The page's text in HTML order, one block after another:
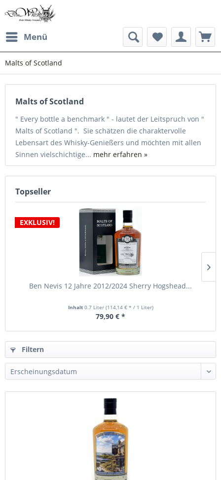
Menü
Malts of Scotland
Malts of Scotland
" Every bottle a benchmark " - lautet der Leitspruch von "
Malts of Scotland ". Sie schätzen die charaktervolle
Lebensart des Whisky-Genießers und möchten mit allen
Sinnen vielschichtige... mehr erfahren »
Topseller
EXKLUSIV!
Ben Nevis 12 Jahre 2012/2024 Sherry Hogshead...
Inhalt 0.7 Liter (114,14 € * / 1 Liter)
79,90 € *
Filtern